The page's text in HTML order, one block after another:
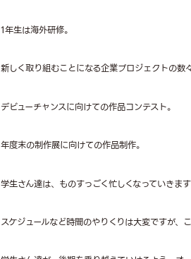
1年生は海外研修。
新しく取り組むことになる企業プロジェクトの数
デビューチャンスに向けての作品コンテスト。
年度末の制作展に向けての作品制作。
学生さん達は、ものすっごく忙しくなっていきます
スケジュールなど時間のやりくりは大変ですが、